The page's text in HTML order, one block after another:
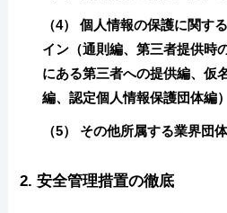
（4） 個人情報の保護に関す
イン（通則編、第三者提供時
にある第三者への提供編、仮
編、認定個人情報保護団体編）
（5） その他所属する業界団
2. 安全管理措置の徹底